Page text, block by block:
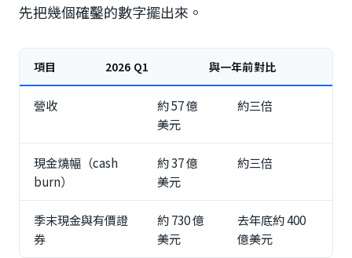
先把幾個確鑿的數字擺出來。
項目 2026 Q1 與一年前對比
營收
約 57 億
美元
約三倍
現金燒幅（cash
burn）
約 37 億
美元
約三倍
季末現金與有價證
券
約 730 億
美元
去年底約 400
億美元